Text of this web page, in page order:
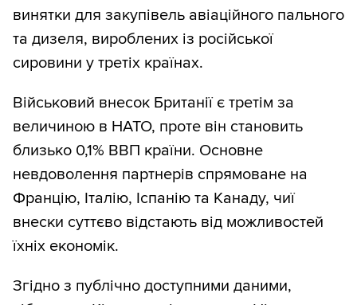
винятки для закупівель авіаційного пального
та дизеля, вироблених із російської
сировини у третіх країнах.
Військовий внесок Британії є третім за
величиною в НАТО, проте він становить
близько 0,1% ВВП країни. Основне
невдоволення партнерів спрямоване на
Францію, Італію, Іспанію та Канаду, чиї
внески суттєво відстають від можливостей
їхніх економік.
Згідно з публічно доступними даними,